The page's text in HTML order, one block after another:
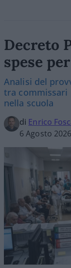
Decreto
spese
Analisi del
tra commissari
nella scuola
di Enrico
6 Agosto